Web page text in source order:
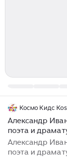
Космо Кидс
Александр
поэта и
Александр
поэта и драматурга 📖 6 декабря